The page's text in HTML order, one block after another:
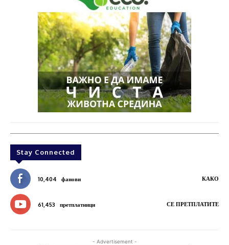
Stay Connected
10,404 фанови КАКО
61,453 претплатници СЕ ПРЕТПЛАТИТЕ
- Advertisement -